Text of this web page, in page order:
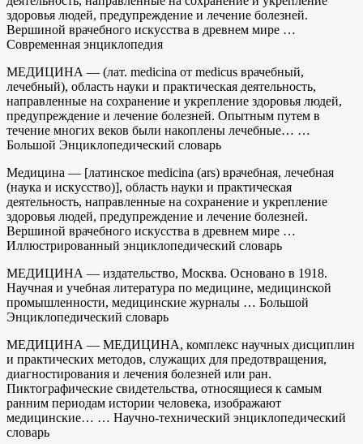
здоровья людей, предупреждение и лечение болезней.
Вершиной врачебного искусства в древнем мире …
Современная энциклопедия
МЕДИЦИНА — (лат. medicina от medicus врачебный,
лечебный), область науки и практическая деятельность,
направленные на сохранение и укрепление здоровья людей,
предупреждение и лечение болезней. Опытным путем в
течение многих веков были накоплены лечебные… …
Большой Энциклопедический словарь
Медицина — [латинское medicina (ars) врачебная, лечебная
(наука и искусство)], область науки и практическая
деятельность, направленные на сохранение и укрепление
здоровья людей, предупреждение и лечение болезней.
Вершиной врачебного искусства в древнем мире …
Иллюстрированный энциклопедический словарь
МЕДИЦИНА — издательство, Москва. Основано в 1918.
Научная и учебная литература по медицине, медицинской
промышленности, медицинские журналы … Большой
Энциклопедический словарь
МЕДИЦИНА — МЕДИЦИНА, комплекс научных дисциплин
и практических методов, служащих для предотвращения,
диагностирования и лечения болезней или ран.
Пиктографические свидетельства, относящиеся к самым
ранним периодам истории человека, изображают
медицинские… … Научно-технический энциклопедический
словарь